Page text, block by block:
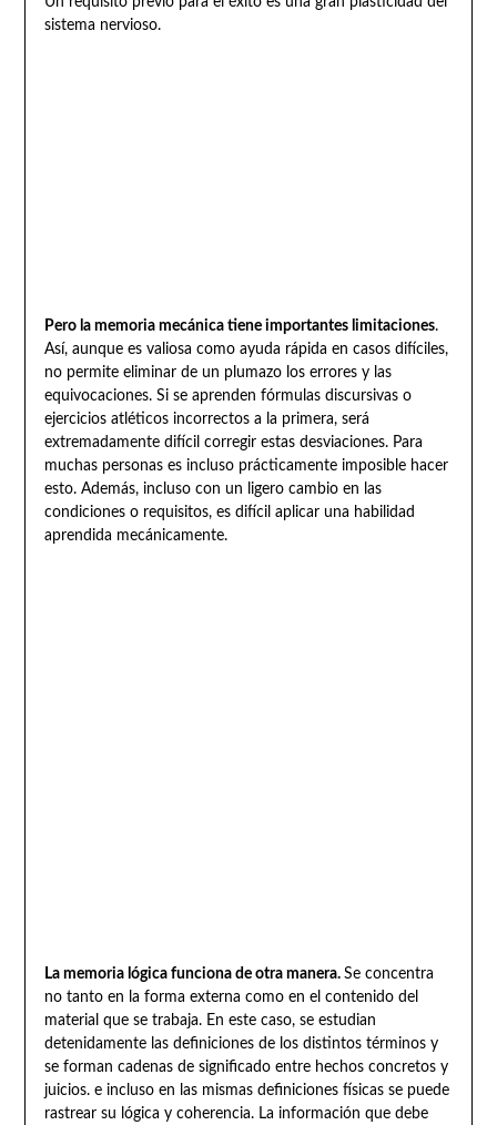
sistema nervioso.
Pero la memoria mecánica tiene importantes limitaciones.
Así, aunque es valiosa como ayuda rápida en casos difíciles,
no permite eliminar de un plumazo los errores y las
equivocaciones. Si se aprenden fórmulas discursivas o
ejercicios atléticos incorrectos a la primera, será
extremadamente difícil corregir estas desviaciones. Para
muchas personas es incluso prácticamente imposible hacer
esto. Además, incluso con un ligero cambio en las
condiciones o requisitos, es difícil aplicar una habilidad
aprendida mecánicamente.
La memoria lógica funciona de otra manera. Se concentra
no tanto en la forma externa como en el contenido del
material que se trabaja. En este caso, se estudian
detenidamente las definiciones de los distintos términos y
se forman cadenas de significado entre hechos concretos y
juicios. e incluso en las mismas definiciones físicas se puede
rastrear su lógica y coherencia. La información que debe